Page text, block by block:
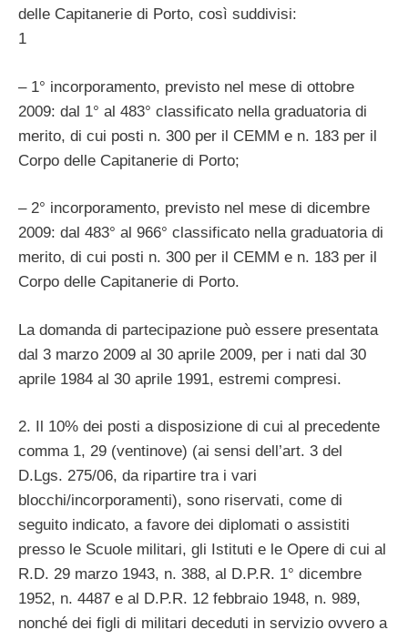
delle Capitanerie di Porto, così suddivisi:
1
– 1° incorporamento, previsto nel mese di ottobre
2009: dal 1° al 483° classificato nella graduatoria di
merito, di cui posti n. 300 per il CEMM e n. 183 per il
Corpo delle Capitanerie di Porto;
– 2° incorporamento, previsto nel mese di dicembre
2009: dal 483° al 966° classificato nella graduatoria di
merito, di cui posti n. 300 per il CEMM e n. 183 per il
Corpo delle Capitanerie di Porto.
La domanda di partecipazione può essere presentata
dal 3 marzo 2009 al 30 aprile 2009, per i nati dal 30
aprile 1984 al 30 aprile 1991, estremi compresi.
2. Il 10% dei posti a disposizione di cui al precedente
comma 1, 29 (ventinove) (ai sensi dell’art. 3 del
D.Lgs. 275/06, da ripartire tra i vari
blocchi/incorporamenti), sono riservati, come di
seguito indicato, a favore dei diplomati o assistiti
presso le Scuole militari, gli Istituti e le Opere di cui al
R.D. 29 marzo 1943, n. 388, al D.P.R. 1° dicembre
1952, n. 4487 e al D.P.R. 12 febbraio 1948, n. 989,
nonché dei figli di militari deceduti in servizio ovvero a